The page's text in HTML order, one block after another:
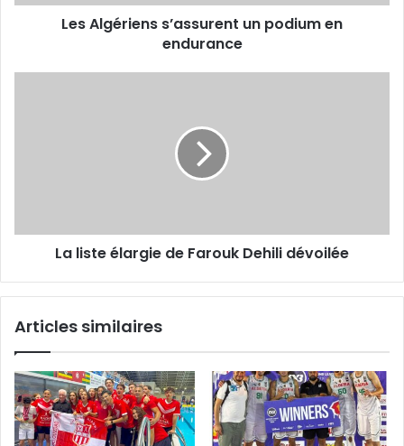
Les Algériens s’assurent un podium en
endurance
La liste élargie de Farouk Dehili dévoilée
Articles similaires